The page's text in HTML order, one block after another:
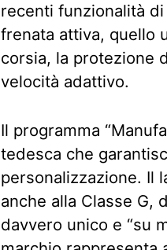
recenti funzionalità
frenata attiva, quello
corsia, la protezione
velocità adattivo.
Il programma
tedesca che
personalizzazione. Il
anche alla Classe G,
davvero unico e “su